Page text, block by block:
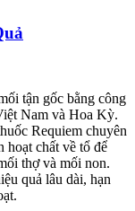
tận gốc bằng công
Nam và Hoa Kỳ.
Requiem chuyên
hoạt chất về tổ để
thợ và mối non.
quả lâu dài, hạn